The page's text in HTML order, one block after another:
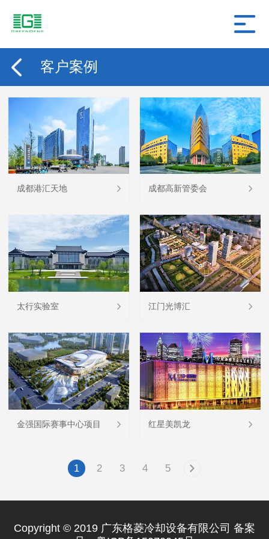
客户案例
成都港汇天地 成都高新管委会
太行实验室 江门光博汇
金强国际赛事中心项目 红星美凯龙
1 2 3 4 5
Copyright © 2019 广东格菱冷却设备有限公司 备案